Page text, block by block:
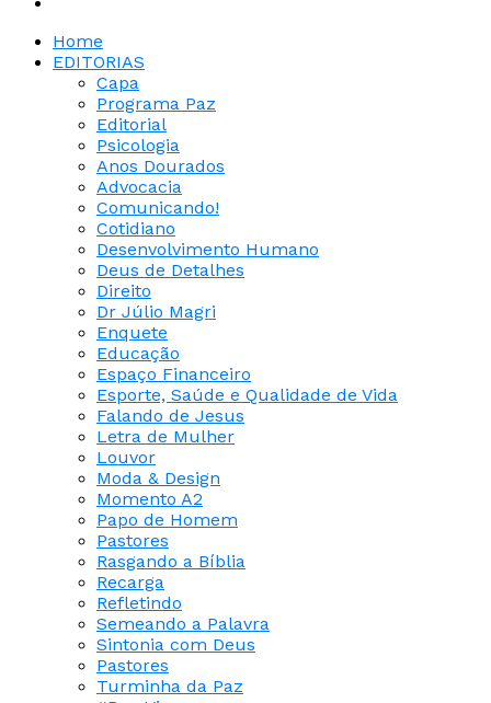
Home
EDITORIAS
Capa
Programa Paz
Editorial
Psicologia
Anos Dourados
Advocacia
Comunicando!
Cotidiano
Desenvolvimento Humano
Deus de Detalhes
Direito
Dr Júlio Magri
Enquete
Educação
Espaço Financeiro
Esporte, Saúde e Qualidade de Vida
Falando de Jesus
Letra de Mulher
Louvor
Moda & Design
Momento A2
Papo de Homem
Pastores
Rasgando a Bíblia
Recarga
Refletindo
Semeando a Palavra
Sintonia com Deus
Pastores
Turminha da Paz